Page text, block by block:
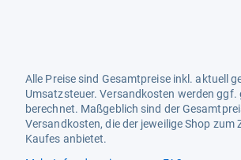
Alle Preise sind Gesamtpreise inkl. aktuell
Umsatzsteuer. Versandkosten werden ggf.
berechnet. Maßgeblich sind der
Versandkosten, die der jeweilige Shop zum
Kaufes anbietet.